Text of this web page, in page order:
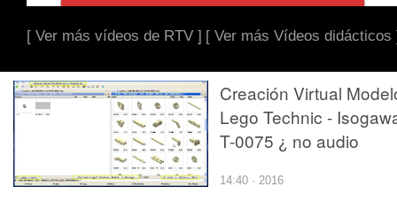
[ Ver más vídeos de RTV ] [ Ver más Vídeos didácticos
Creación Virtual
Lego Technic -
T-0075 ¿ no audio
14:40 · 2016